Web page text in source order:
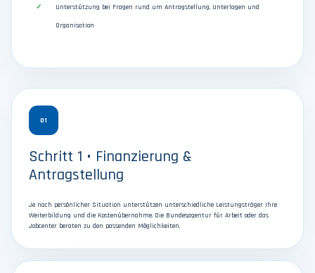
Unterstützung bei Fragen rund um Antragstellung, Unterlagen und
Organisation
01
Schritt 1 • Finanzierung &
Antragstellung
Je nach persönlicher Situation unterstützen unterschiedliche Leistungsträger Ihre
Weiterbildung und die Kostenübernahme. Die Bundesagentur für Arbeit oder das
Jobcenter beraten zu den passenden Möglichkeiten.